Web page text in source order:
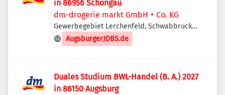
in 86956 Schongau
dm-drogerie markt GmbH + Co. KG
Gewerbegebiet Lerchenfeld, Schwabbrucker
Str. 1, 86956 Schongau, Deutschland
AugsburgerJOBS.de
Duales Studium BWL-Handel (B. A.) 2027
in 86150 Augsburg